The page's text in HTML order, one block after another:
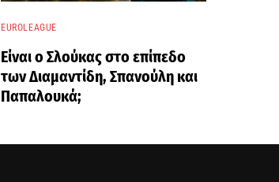
EUROLEAGUE
Είναι ο Σλούκας στο επίπεδο
των Διαμαντίδη, Σπανούλη και
Παπαλουκά;